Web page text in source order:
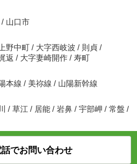
/ 山口市
上野中町 / 大字西岐波 / 則貞 /
返 / 大字妻崎開作 / 寿町
本線 / 美祢線 / 山陽新幹線
/ 草江 / 居能 / 岩鼻 / 宇部岬 / 常盤 /
話でお問い合わせ